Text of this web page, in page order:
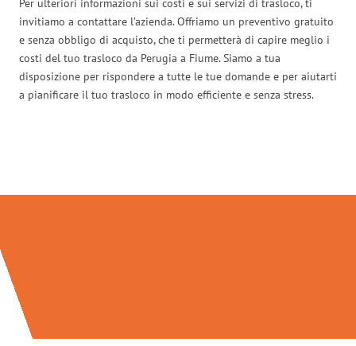
Per ulteriori informazioni sui costi e sui servizi di trasloco, ti
invitiamo a contattare l’azienda. Offriamo un preventivo gratuito
e senza obbligo di acquisto, che ti permetterà di capire meglio i
costi del tuo trasloco da Perugia a Fiume. Siamo a tua
disposizione per rispondere a tutte le tue domande e per aiutarti
a pianificare il tuo trasloco in modo efficiente e senza stress.